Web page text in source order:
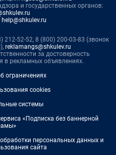
и государственных органов:
help@shkulev.ru
52-52, 8 (800) 200-03-83 (звонок
reklamangs@shkulev.ru
за достоверность
в рекламных объявлениях.
ограничениях
cookies
системы
«Подписка без баннерной
персональных данных и
сайта